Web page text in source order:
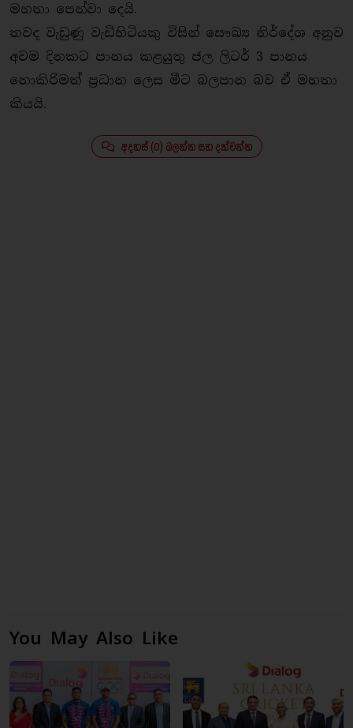
මහතා පෙන්වා දෙයි.
තවද වැඩුණු වැඩිහිටියකු විසින් සෞඛ්‍ය නිර්දේශ අනුව
අවම දිනකට පානය කළයුතු ජල ලිටර් 3 පානය
නොකිරිමත් ප‍්‍රධාන ලෙස මීට බලපාන බව ඒ මහතා
කියයි.
අදහස් (0) බලන්න සහ දක්වන්න
You May Also Like